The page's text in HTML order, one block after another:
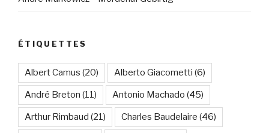
ÉTIQUETTES
Albert Camus (20) Alberto Giacometti (6)
André Breton (11) Antonio Machado (45)
Arthur Rimbaud (21) Charles Baudelaire (46)